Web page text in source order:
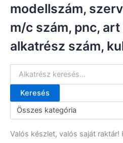
modellszám,
m/c szám, pnc,
alkatrész szám,
e
s
Keresés
Összes kategória
Valós készlet, valós saját raktár!